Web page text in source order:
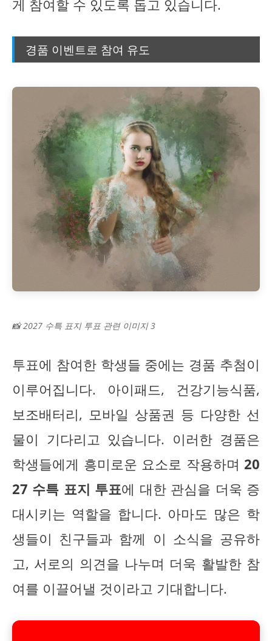
게 참여할 수 있도록 돕고 있습니다.
경품 이벤트로 참여 유도
📸 2027 수특 표지 투표 관련 이미지 3
투표에 참여한 학생들 중에는 경품 추첨이
이루어집니다. 아이패드, 건강기능식품,
보조배터리, 모바일 상품권 등 다양한 선
물이 기다리고 있습니다. 이러한 경품은
학생들에게 흥미로운 요소로 작용하며 20
27 수특 표지 투표에 대한 관심을 더욱 증
대시키는 역할을 합니다. 아마도 많은 학
생들이 친구들과 함께 이 소식을 공유하
고, 서로의 의견을 나누며 더욱 활발한 참
여를 이끌어낼 것이라고 기대합니다.